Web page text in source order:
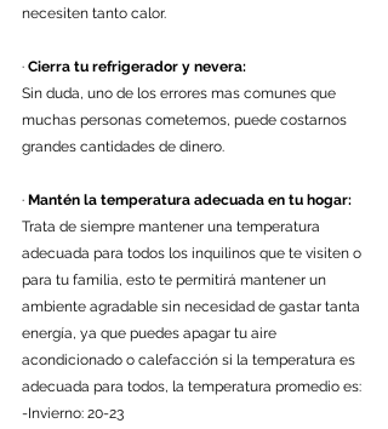
necesiten tanto calor.
· Cierra tu refrigerador y nevera:
Sin duda, uno de los errores mas comunes que
muchas personas cometemos, puede costarnos
grandes cantidades de dinero.
· Mantén la temperatura adecuada en tu hogar:
Trata de siempre mantener una temperatura
adecuada para todos los inquilinos que te visiten o
para tu familia, esto te permitirá mantener un
ambiente agradable sin necesidad de gastar tanta
energía, ya que puedes apagar tu aire
acondicionado o calefacción si la temperatura es
adecuada para todos, la temperatura promedio es:
-Invierno: 20-23